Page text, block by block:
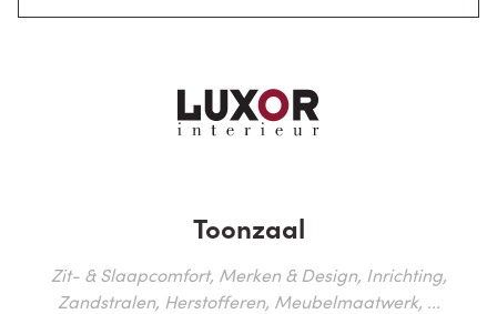
Toonzaal
Zit- & Slaapcomfort, Merken & Design, Inrichting,
Zandstralen, Herstofferen, Meubelmaatwerk, ...